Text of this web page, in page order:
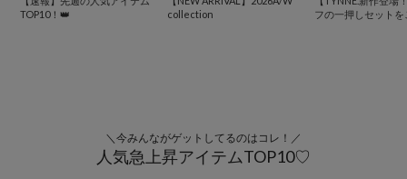
TOP10！👑
collection
フの一押しセットを
＼今みんながゲットしてるのはコレ！／
人気急上昇アイテムTOP10♡